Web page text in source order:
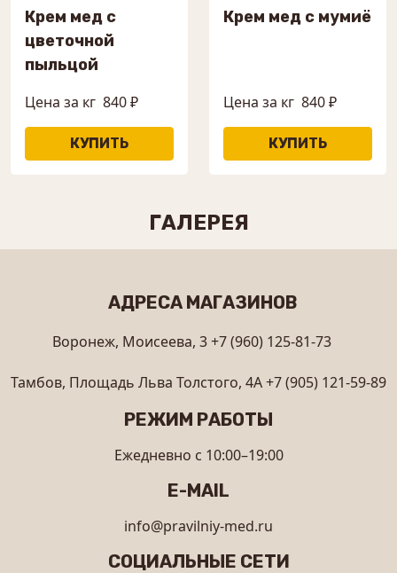
Крем мед с
цветочной
пыльцой
Цена за кг 840 ₽
Крем мед с мумиё
Цена за кг 840 ₽
ГАЛЕРЕЯ
АДРЕСА МАГАЗИНОВ
Воронеж, Моисеева, 3+7 (960) 125-81-73
Тамбов, Площадь Льва Толстого, 4А+7 (905) 121-59-89
РЕЖИМ РАБОТЫ
Ежедневно с 10:00–19:00
E-MAIL
info@pravilniy-med.ru
СОЦИАЛЬНЫЕ СЕТИ